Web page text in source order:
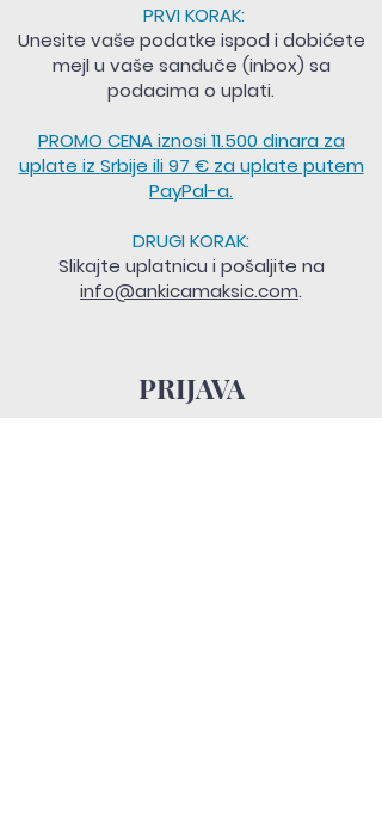
PRVI KORAK:
Unesite vaše podatke ispod i dobićete
mejl u vaše sanduče (inbox) sa
podacima o uplati.
PROMO CENA iznosi 11.500 dinara za
uplate iz Srbije ili 97 € za uplate putem
PayPal-a.
DRUGI KORAK:
Slikajte uplatnicu i pošaljite na
info@ankicamaksic.com.
PRIJAVA